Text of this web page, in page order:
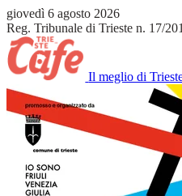
giovedì 6 agosto 2026
Reg. Tribunale di Trieste n. 17/
Il meglio di